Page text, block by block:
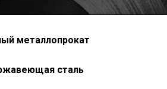
металлопрокат
сталь